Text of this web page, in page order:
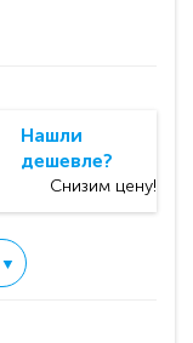
Нашли
дешевле?
Снизим цену!
▼